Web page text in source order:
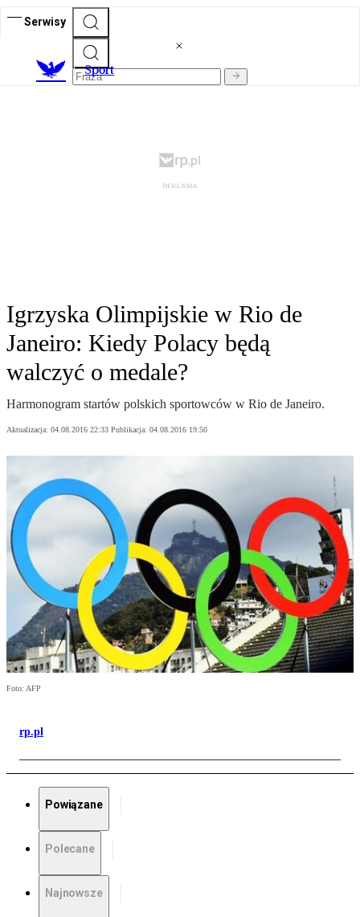
Serwisy
Sport
Igrzyska Olimpijskie w Rio de
Janeiro: Kiedy Polacy będą
walczyć o medale?
Harmonogram startów polskich sportowców w Rio de Janeiro.
Aktualizacja: 04.08.2016 22:33 Publikacja: 04.08.2016 19:50
Foto: AFP
rp.pl
Powiązane
Polecane
Najnowsze